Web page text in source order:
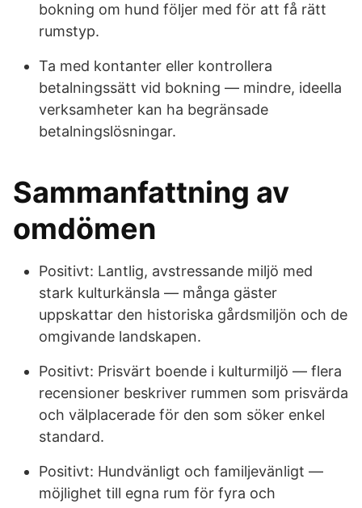
bokning om hund följer med för att få rätt
rumstyp.
Ta med kontanter eller kontrollera
betalningssätt vid bokning — mindre, ideella
verksamheter kan ha begränsade
betalningslösningar.
Sammanfattning av
omdömen
Positivt: Lantlig, avstressande miljö med
stark kulturkänsla — många gäster
uppskattar den historiska gårdsmiljön och de
omgivande landskapen.
Positivt: Prisvärt boende i kulturmiljö — flera
recensioner beskriver rummen som prisvärda
och välplacerade för den som söker enkel
standard.
Positivt: Hundvänligt och familjevänligt —
möjlighet till egna rum för fyra och